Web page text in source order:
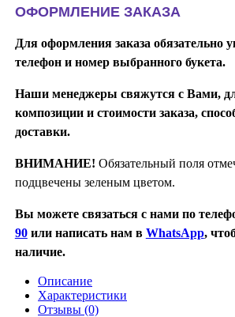
ОФОРМЛЕНИЕ ЗАКАЗА
Для оформления заказа обязательно
телефон и номер выбранного букета.
Наши менеджеры свяжутся с Вами,
композиции и стоимости заказа,
доставки.
ВНИМАНИЕ! Обязательный поля
подцвечены зеленым цветом.
Вы можете связаться с нами по
90или написать нам в WhatsApp,
наличие.
Описание
Характеристики
Отзывы (0)